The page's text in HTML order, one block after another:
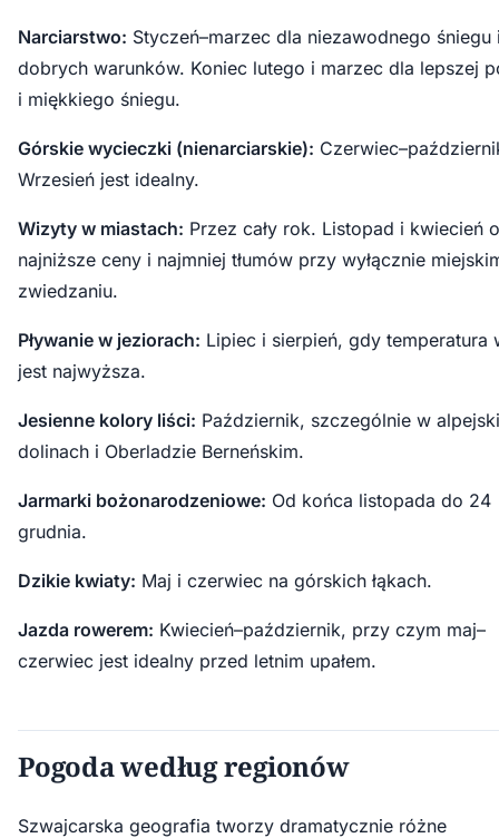
Narciarstwo: Styczeń–marzec dla niezawodnego śniegu
dobrych warunków. Koniec lutego i marzec dla lepszej
i miękkiego śniegu.
Górskie wycieczki (nienarciarskie):
Wrzesień jest idealny.
Wizyty w miastach: Przez cały rok. Listopad i kwiecień
najniższe ceny i najmniej tłumów przy wyłącznie
zwiedzaniu.
Pływanie w jeziorach: Lipiec i sierpień, gdy temperatura
jest najwyższa.
Jesienne kolory liści: Październik, szczególnie w
dolinach i Oberladzie Berneńskim.
Jarmarki bożonarodzeniowe: Od końca listopada do 24
grudnia.
Dzikie kwiaty: Maj i czerwiec na górskich łąkach.
Jazda rowerem: Kwiecień–październik, przy czym maj–
czerwiec jest idealny przed letnim upałem.
Pogoda według regionów
Szwajcarska geografia tworzy dramatycznie różne